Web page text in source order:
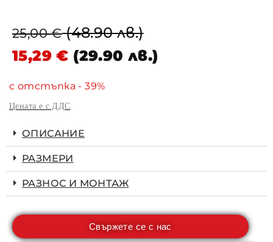
25,00€ (48.90 лв.)
15,29€ (29.90 лв.)
с отстъпка - 39%
Цената е с ДДС
ОПИСАНИЕ
РАЗМЕРИ
РАЗНОС И МОНТАЖ
Свържете се с нас